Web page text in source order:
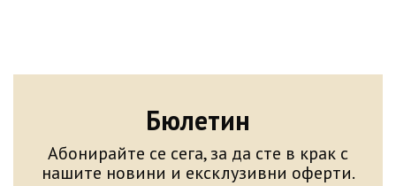
Бюлетин
Абонирайте се сега, за да сте в крак с
нашите новини и ексклузивни оферти.